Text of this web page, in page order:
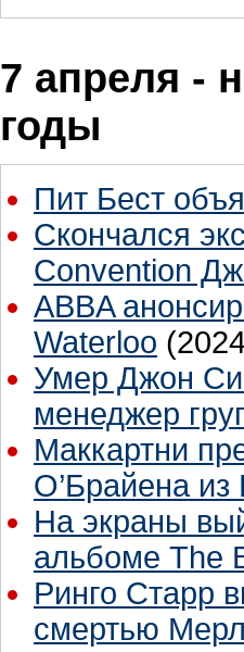
7 апреля -
годы
Пит Бест
Скончался
Convention
ABBA
Waterloo
Умер Джон
менеджер
Маккартни
О’Брайена из
На экраны
альбоме The
Ринго Старр
смертью